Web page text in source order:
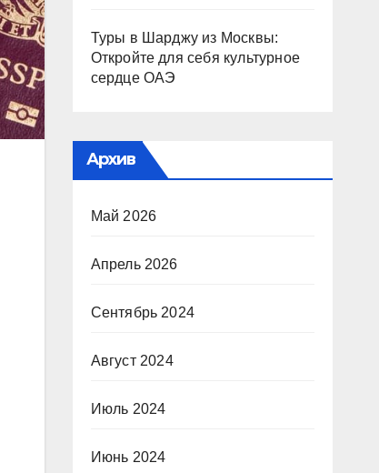
Туры в Шарджу из Москвы:
Откройте для себя культурное
сердце ОАЭ
Архив
Май 2026
Апрель 2026
Сентябрь 2024
Август 2024
Июль 2024
Июнь 2024